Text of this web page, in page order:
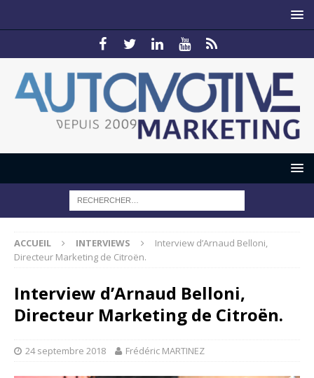
ACCUEIL INTERVIEWS
Interview d’Arnaud Belloni,
Directeur Marketing de Citroën.
Interview d’Arnaud Belloni,
Directeur Marketing de Citroën.
24 septembre 2018 Frédéric MARTINEZ